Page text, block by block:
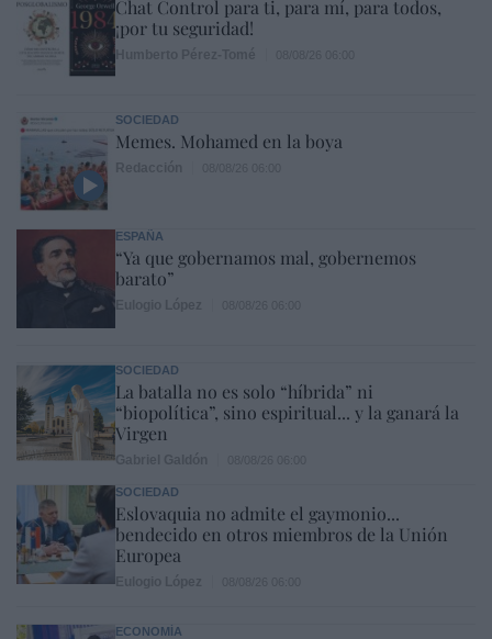
Chat Control para ti, para mí, para todos,
¡por tu seguridad!
SOCIEDAD
Memes. Mohamed en la boya
ESPAÑA
“Ya que gobernamos mal, gobernemos
barato”
SOCIEDAD
La batalla no es solo “híbrida” ni
“biopolítica”, sino espiritual... y la ganará la
Virgen
SOCIEDAD
Eslovaquia no admite el gaymonio...
bendecido en otros miembros de la Unión
Europea
ECONOMÍA